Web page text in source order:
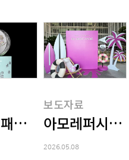
업 선크림 출시
션 브랜드 '르쥬'와
보도자료
아모레퍼시
2026.05.08